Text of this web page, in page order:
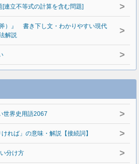
[連立不等式の計算を含む問題] >
斧）』 書き下し文・わかりやすい現代
解説
>
>
世界史用語2067 >
れば」の意味・解説【接続詞】 >
分け方 >